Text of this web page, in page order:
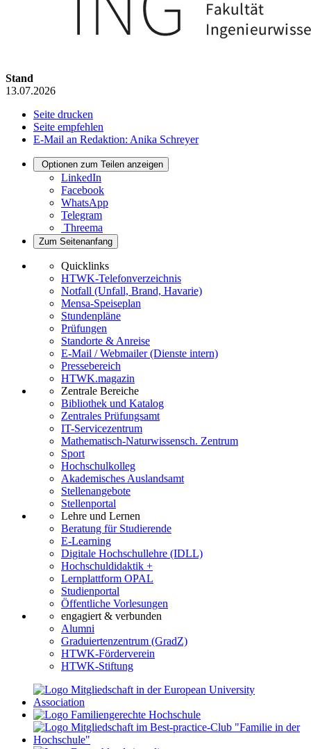
Stand
13.07.2026
Seite drucken
Seite empfehlen
E-Mail an Redaktion: Anika Schreyer
Optionen zum Teilen anzeigen
LinkedIn
Facebook
WhatsApp
Telegram
Threema
Zum Seitenanfang
Quicklinks
HTWK-Telefonverzeichnis
Notfall (Unfall, Brand, Havarie)
Mensa-Speiseplan
Stundenpläne
Prüfungen
Standorte & Anreise
E-Mail / Webmailer (Dienste intern)
Pressebereich
HTWK.magazin
Zentrale Bereiche
Bibliothek und Katalog
Zentrales Prüfungsamt
IT-Servicezentrum
Mathematisch-Naturwissensch. Zentrum
Sport
Hochschulkolleg
Akademisches Auslandsamt
Stellenangebote
Stellenportal
Lehre und Lernen
Beratung für Studierende
E-Learning
Digitale Hochschullehre (IDLL)
Hochschuldidaktik +
Lernplattform OPAL
Studienportal
Öffentliche Vorlesungen
engagiert & verbunden
Alumni
Graduiertenzentrum (GradZ)
HTWK-Förderverein
HTWK-Stiftung